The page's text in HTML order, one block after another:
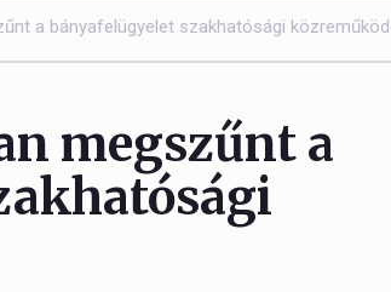
a bányafelügyelet szakhatósági
megszűnt a